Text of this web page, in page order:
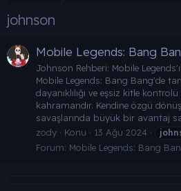
johnson
Mobile Legends: Bang
Johnson Rehberi: Mobile
Mobile Legends: Bang Bang'de
dayanıklılığı ve eşsiz kitle
kahramandır. Kendine özgü
savaşlarında büyük bir avantaj
zody
Konu 13 Ağu 2024
Forum: Mobile Legends: Bang